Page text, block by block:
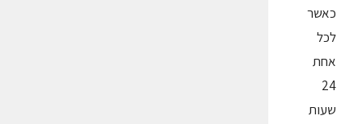
כאשר
לכל
אחת
24
שעות